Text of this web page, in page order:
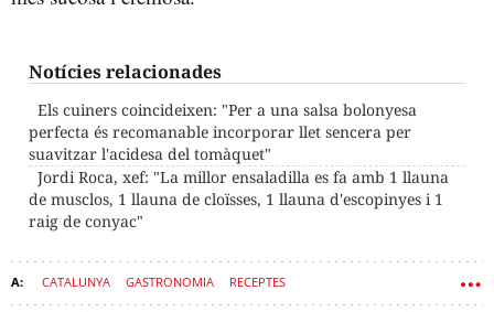
Notícies relacionades
Els cuiners coincideixen: "Per a una salsa bolonyesa
perfecta és recomanable incorporar llet sencera per
suavitzar l'acidesa del tomàquet"
Jordi Roca, xef: "La millor ensaladilla es fa amb 1 llauna
de musclos, 1 llauna de cloïsses, 1 llauna d'escopinyes i 1
raig de conyac"
CATALUNYA GASTRONOMIA RECEPTES